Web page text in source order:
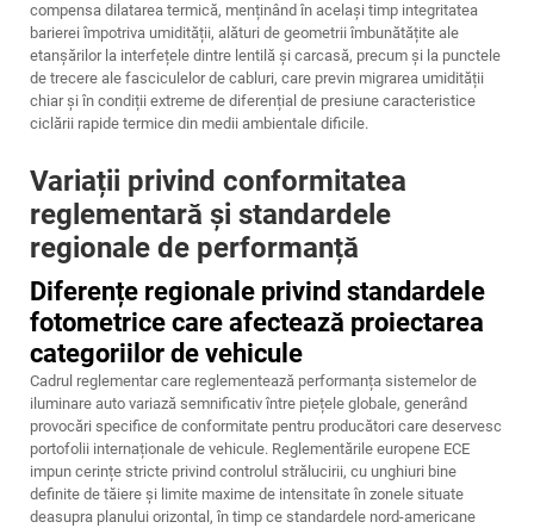
compensa dilatarea termică, menținând în același timp integritatea
barierei împotriva umidității, alături de geometrii îmbunătățite ale
etanșărilor la interfețele dintre lentilă și carcasă, precum și la punctele
de trecere ale fasciculelor de cabluri, care previn migrarea umidității
chiar și în condiții extreme de diferențial de presiune caracteristice
ciclării rapide termice din medii ambientale dificile.
Variații privind conformitatea
reglementară și standardele
regionale de performanță
Diferențe regionale privind standardele
fotometrice care afectează proiectarea
categoriilor de vehicule
Cadrul reglementar care reglementează performanța sistemelor de
iluminare auto variază semnificativ între piețele globale, generând
provocări specifice de conformitate pentru producători care deservesc
portofolii internaționale de vehicule. Reglementările europene ECE
impun cerințe stricte privind controlul strălucirii, cu unghiuri bine
definite de tăiere și limite maxime de intensitate în zonele situate
deasupra planului orizontal, în timp ce standardele nord-americane